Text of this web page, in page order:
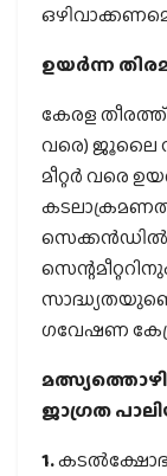
ഉയർന്ന
കേരള
വരെ) ജൂലൈ
മീറ്റർ വരെ
സെക്കൻഡിൽ
ഗവേഷണ
ജാഗ്രത
1.